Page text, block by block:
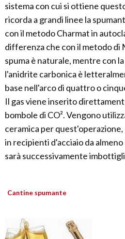
sistema con cui si ottiene
ricorda a grandi linee la
con il metodo Charmat in
differenza che con il metodo di
spuma è naturale, mentre con
l'anidrite carbonica è
base nell'arco di quattro o
Il gas viene inserito
bombole di CO². Vengono
ceramica per quest'operazione,
in recipienti d'acciaio da
sarà successivamente
Cantine spumante